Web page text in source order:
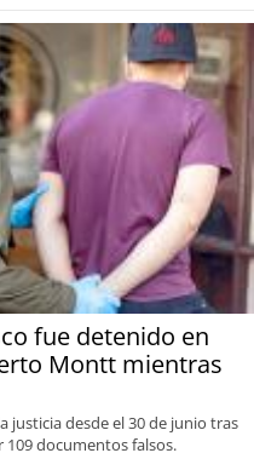
fue detenido en
Montt mientras
justicia desde el 30 de junio tras
documentos falsos.